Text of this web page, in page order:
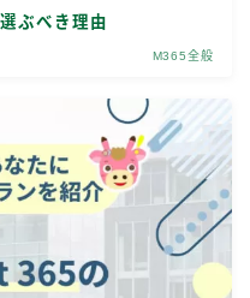
ぶべき理由
M365全般